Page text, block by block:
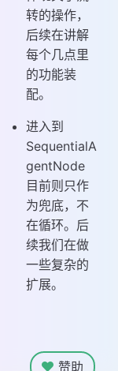
转的操作，
后续在讲解
每个几点里
的功能装
配。
进入到
SequentialA
gentNode
目前则只作
为兜底，不
在循环。后
续我们在做
一些复杂的
扩展。
赞助